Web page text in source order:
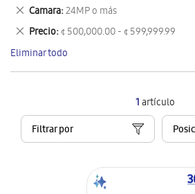
1artículo
Filtrar por
este
artículo
Camara 24MP o más
Eliminar
este
artículo
Precio ¢ 500,000.00 - ¢ 599,999.99
Eliminar
este
artículo
Eliminar todo